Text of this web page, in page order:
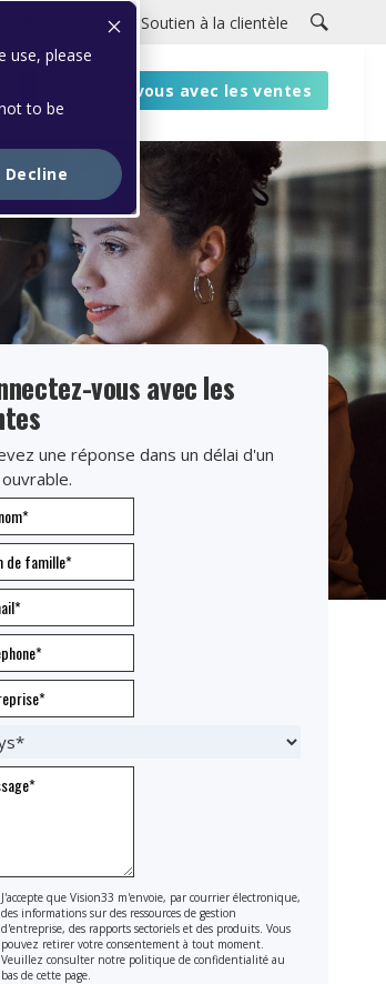
use, please
to be
Decline
Portail clients Soutien à la clientèle
Connectez-vous avec les ventes
vous avec les
une réponse dans un délai d'un
J'accepte que Vision33 m'envoie, par courrier électronique,
des informations sur des ressources de gestion
d'entreprise, des rapports sectoriels et des produits. Vous
pouvez retirer votre consentement à tout moment.
Veuillez consulter notre politique de confidentialité au
bas de cette page.